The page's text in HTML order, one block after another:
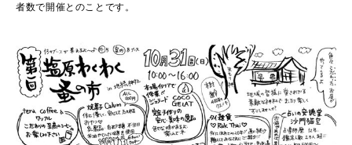
者数で開催とのことです。